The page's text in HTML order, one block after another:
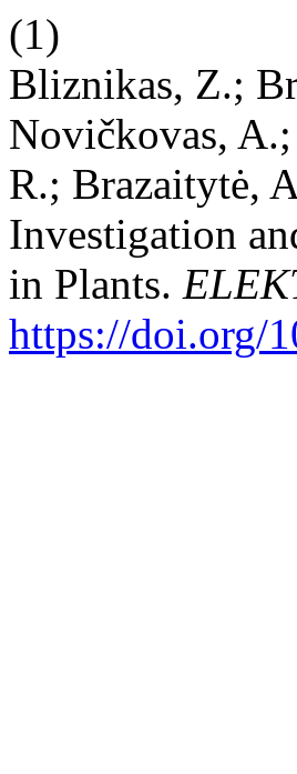
(1)
Bliznikas, Z.;
Novičkovas,
R.; Brazaitytė,
Investigation
in Plants.
https://doi.org/